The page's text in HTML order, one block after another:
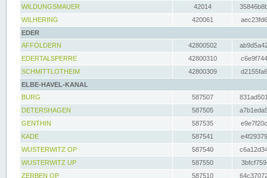
WILDUNGSMAUER
42014
WILHERING
420061
EDER
AFFOLDERN
42800502
EDERTALSPERRE
42800310
SCHMITTLOTHEIM
42800309
ELBE-HAVEL-KANAL
BURG
587507
DETERSHAGEN
587505
GENTHIN
587535
KADE
587541
WUSTERWITZ OP
587540
WUSTERWITZ UP
587550
ZERBEN OP
587510